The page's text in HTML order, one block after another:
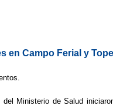
Campo Ferial y
Ministerio de Salud